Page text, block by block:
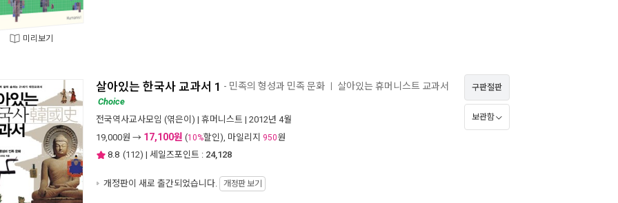
미리보기
살아있는 한국사 교과서 1 - 민족의 형성과 민족 문화 살아있는 휴머니스트 교과서
Choice
전국역사교사모임 (엮은이) | 휴머니스트 | 2012년 4월
19,000원 → 17,100원 (10%할인), 마일리지 950원
8.8 (112) | 세일즈포인트 : 24,128
개정판이 새로 출간되었습니다. 개정판 보기
구판절판
보관함